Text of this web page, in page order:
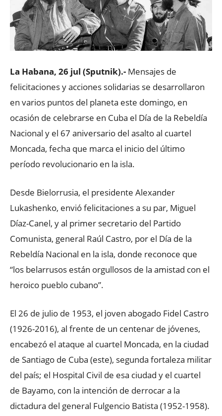
La Habana, 26 jul (Sputnik).- Mensajes de
felicitaciones y acciones solidarias se desarrollaron
en varios puntos del planeta este domingo, en
ocasión de celebrarse en Cuba el Día de la Rebeldía
Nacional y el 67 aniversario del asalto al cuartel
Moncada, fecha que marca el inicio del último
período revolucionario en la isla.
Desde Bielorrusia, el presidente Alexander
Lukashenko, envió felicitaciones a su par, Miguel
Díaz-Canel, y al primer secretario del Partido
Comunista, general Raúl Castro, por el Día de la
Rebeldía Nacional en la isla, donde reconoce que
“los belarrusos están orgullosos de la amistad con el
heroico pueblo cubano”.
El 26 de julio de 1953, el joven abogado Fidel Castro
(1926-2016), al frente de un centenar de jóvenes,
encabezó el ataque al cuartel Moncada, en la ciudad
de Santiago de Cuba (este), segunda fortaleza militar
del país; el Hospital Civil de esa ciudad y el cuartel
de Bayamo, con la intención de derrocar a la
dictadura del general Fulgencio Batista (1952-1958).